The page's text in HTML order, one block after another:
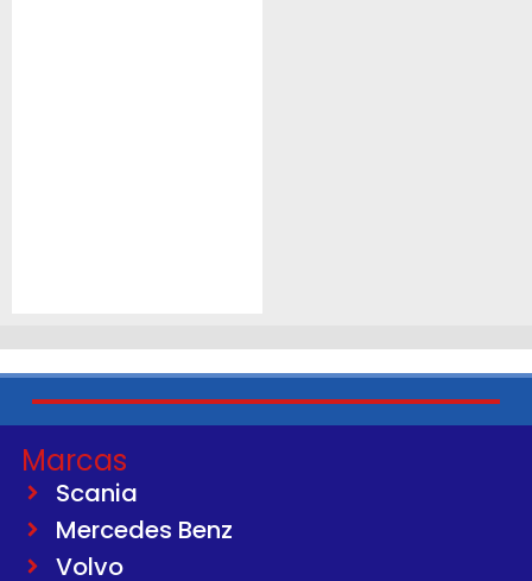
Marcas
Scania
Mercedes Benz
Volvo